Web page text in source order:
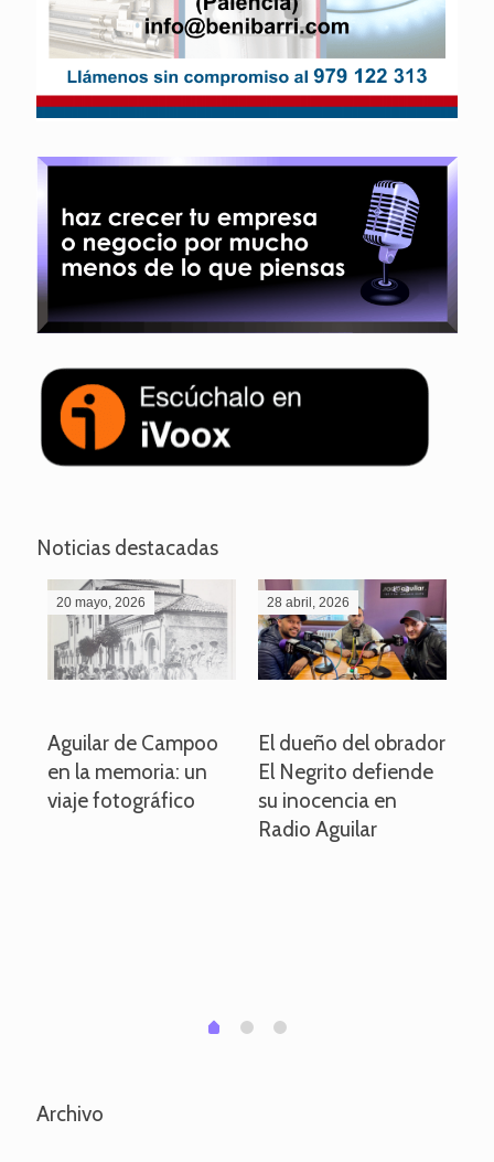
Noticias destacadas
20 mayo, 2026
Aguilar de Campoo
en la memoria: un
viaje fotográfico
28 abril, 2026
El dueño del obrador
El Negrito defiende
su inocencia en
Radio Aguilar
0 1 2
Archivo